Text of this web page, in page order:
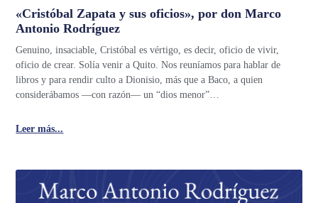
«Cristóbal Zapata y sus oficios», por don Marco
Antonio Rodríguez
Genuino, insaciable, Cristóbal es vértigo, es decir, oficio de vivir,
oficio de crear. Solía venir a Quito. Nos reuníamos para hablar de
libros y para rendir culto a Dionisio, más que a Baco, a quien
considerábamos —con razón— un “dios menor”…
Leer más...